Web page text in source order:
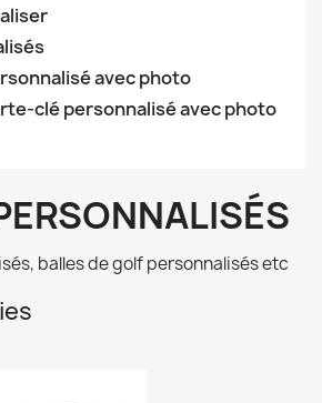
avec photo
clé personnalisé avec photo
balles de golf personnalisés etc